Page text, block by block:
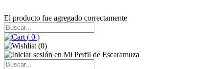
El producto fue agregado correctamente
( 0 )
(0)